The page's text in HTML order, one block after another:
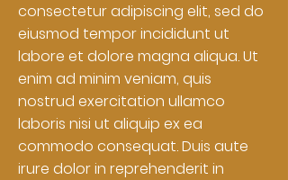
consectetur adipiscing elit, sed do
eiusmod tempor incididunt ut
labore et dolore magna aliqua. Ut
enim ad minim veniam, quis
nostrud exercitation ullamco
laboris nisi ut aliquip ex ea
commodo consequat. Duis aute
irure dolor in reprehenderit in